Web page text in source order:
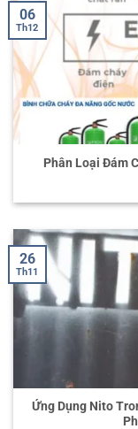
Phân Loại Đám
06
Th12
Ứng Dụng Nito
26
Th11